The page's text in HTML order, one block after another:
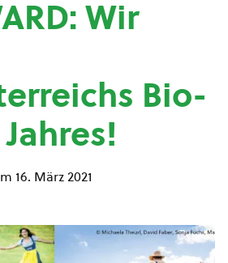
Wir
Bio-
16. März 2021